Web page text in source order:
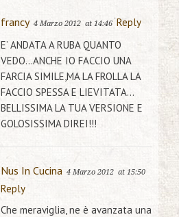
francy 4 Marzo 2012 at 14:46 Reply
E’ ANDATA A RUBA QUANTO
VEDO…ANCHE IO FACCIO UNA
FARCIA SIMILE,MA LA FROLLA LA
FACCIO SPESSA E LIEVITATA…
BELLISSIMA LA TUA VERSIONE E
GOLOSISSIMA DIREI!!!
Nus In Cucina 4 Marzo 2012 at 15:50
Reply
Che meraviglia, ne è avanzata una